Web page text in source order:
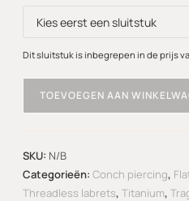
Dit sluitstuk is inbegrepen in de prijs
TOEVOEGEN AAN
SKU: N/B
Categorieën: Conch piercing,
Threadless labrets, Titanium,